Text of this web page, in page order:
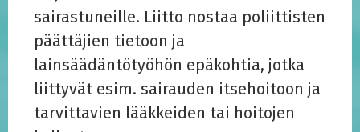
sairastuneille. Liitto nostaa poliittisten
päättäjien tietoon ja
lainsäädäntötyöhön epäkohtia, jotka
liittyvät esim. sairauden itsehoitoon ja
tarvittavien lääkkeiden tai hoitojen